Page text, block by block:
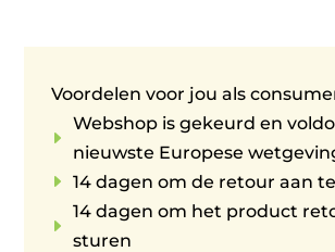
Voordelen voor jou als
E
Webshop is gekeurd en
nieuwste Europese
E 14 dagen om de retour aan
E
14 dagen om het product
sturen